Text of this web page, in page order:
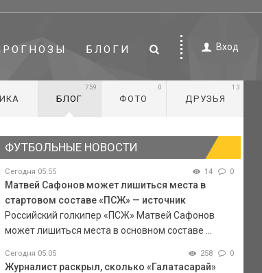
БЛОГИ Вход
БЛОГ
759
ФОТО
0
ДРУЗЬЯ
13
ФУТБОЛЬНЫЕ НОВОСТИ
Сегодня 05:55 14 0
Матвей Сафонов может лишиться места в
стартовом составе «ПСЖ» — источник
Российский голкипер «ПСЖ» Матвей Сафонов
может лишиться места в основном составе ...
Сегодня 05:05 258 0
Журналист раскрыл, сколько «Галатасарай»